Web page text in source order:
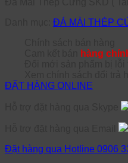
ĐÁ MÀI THÉP
hàng
ĐẶT HÀNG ONLINE
Đặt hàng qua Hotline 0906